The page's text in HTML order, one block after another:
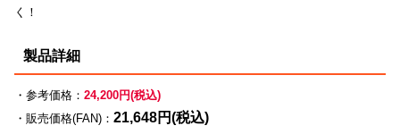
く！
製品詳細
・参考価格： 24,200円(税込)
・販売価格(FAN)： 21,648円(税込)